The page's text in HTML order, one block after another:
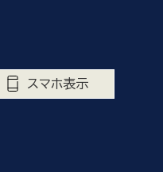
スマホ表示